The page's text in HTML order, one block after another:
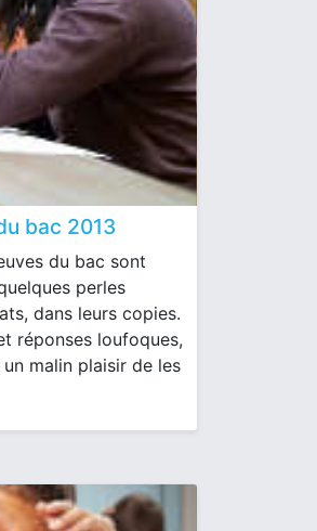
bac 2013
du bac sont
perles
dans leurs copies.
réponses loufoques,
malin plaisir de les